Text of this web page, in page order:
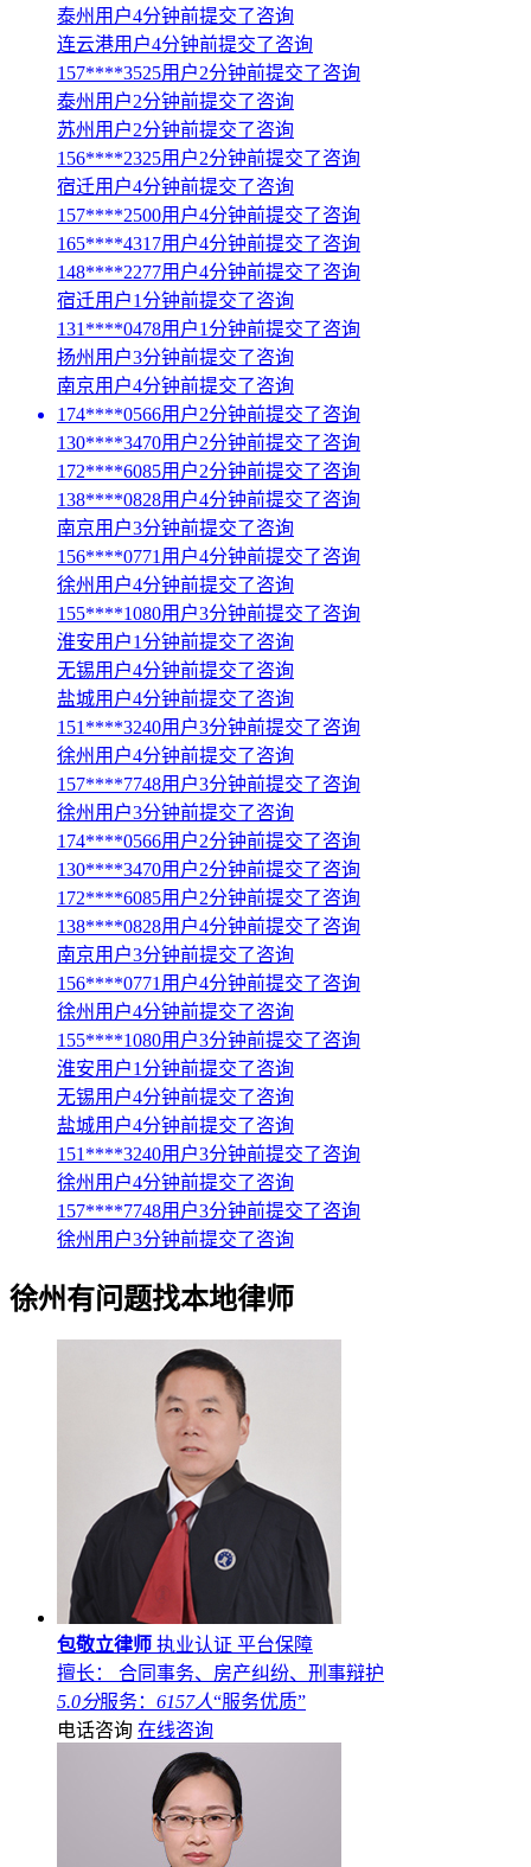
泰州用户4分钟前提交了咨询
连云港用户4分钟前提交了咨询
157****3525用户2分钟前提交了咨询
泰州用户2分钟前提交了咨询
苏州用户2分钟前提交了咨询
156****2325用户2分钟前提交了咨询
宿迁用户4分钟前提交了咨询
157****2500用户4分钟前提交了咨询
165****4317用户4分钟前提交了咨询
148****2277用户4分钟前提交了咨询
宿迁用户1分钟前提交了咨询
131****0478用户1分钟前提交了咨询
扬州用户3分钟前提交了咨询
南京用户4分钟前提交了咨询
174****0566用户2分钟前提交了咨询
130****3470用户2分钟前提交了咨询
172****6085用户2分钟前提交了咨询
138****0828用户4分钟前提交了咨询
南京用户3分钟前提交了咨询
156****0771用户4分钟前提交了咨询
徐州用户4分钟前提交了咨询
155****1080用户3分钟前提交了咨询
淮安用户1分钟前提交了咨询
无锡用户4分钟前提交了咨询
盐城用户4分钟前提交了咨询
151****3240用户3分钟前提交了咨询
徐州用户4分钟前提交了咨询
157****7748用户3分钟前提交了咨询
徐州用户3分钟前提交了咨询
174****0566用户2分钟前提交了咨询
130****3470用户2分钟前提交了咨询
172****6085用户2分钟前提交了咨询
138****0828用户4分钟前提交了咨询
南京用户3分钟前提交了咨询
156****0771用户4分钟前提交了咨询
徐州用户4分钟前提交了咨询
155****1080用户3分钟前提交了咨询
淮安用户1分钟前提交了咨询
无锡用户4分钟前提交了咨询
盐城用户4分钟前提交了咨询
151****3240用户3分钟前提交了咨询
徐州用户4分钟前提交了咨询
157****7748用户3分钟前提交了咨询
徐州用户3分钟前提交了咨询
徐州有问题找本地律师
包敬立律师 执业认证 平台保障
擅长： 合同事务、房产纠纷、刑事辩护
5.0分服务： 6157人“服务优质”
电话咨询 在线咨询